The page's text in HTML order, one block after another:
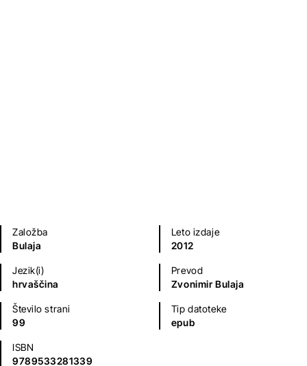
Založba
Bulaja
Leto izdaje
2012
Jezik(i)
hrvaščina
Prevod
Zvonimir Bulaja
Število strani
99
Tip datoteke
epub
ISBN
9789533281339